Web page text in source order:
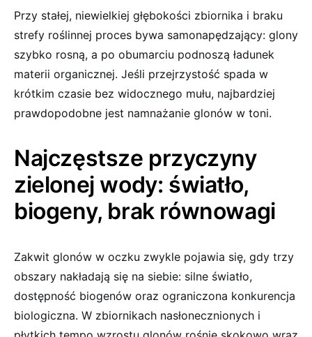
Przy stałej, niewielkiej głębokości zbiornika i braku
strefy roślinnej proces bywa samonapędzający: glony
szybko rosną, a po obumarciu podnoszą ładunek
materii organicznej. Jeśli przejrzystość spada w
krótkim czasie bez widocznego mułu, najbardziej
prawdopodobne jest namnażanie glonów w toni.
Najczęstsze przyczyny
zielonej wody: światło,
biogeny, brak równowagi
Zakwit glonów w oczku zwykle pojawia się, gdy trzy
obszary nakładają się na siebie: silne światło,
dostępność biogenów oraz ograniczona konkurencja
biologiczna. W zbiornikach nasłonecznionych i